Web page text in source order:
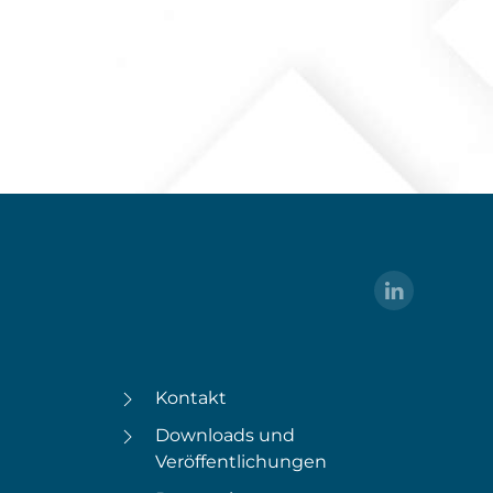
Kontakt
Downloads und
Veröffentlichungen